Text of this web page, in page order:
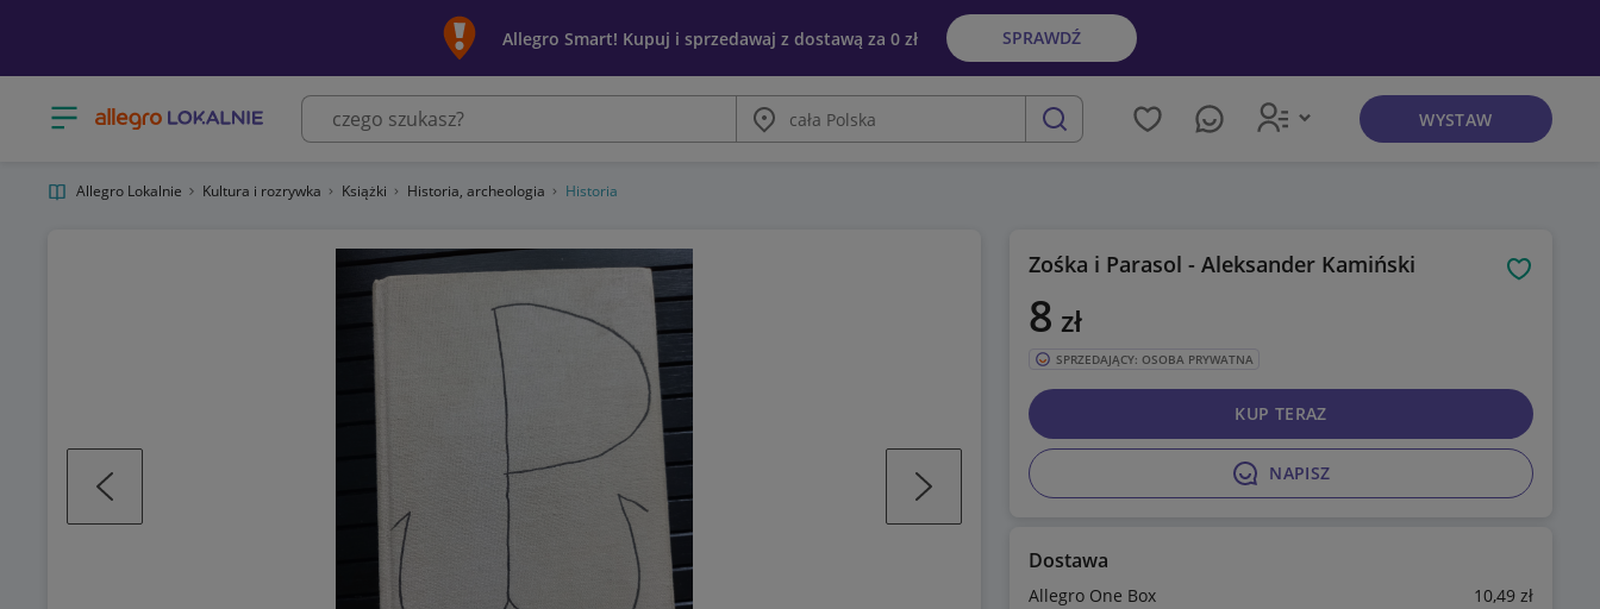
Allegro Smart! Kupuj i sprzedawaj z dostawą za 0 zł SPRAWDŹ
Otwórz menu z kategoriami
Miasto
szukaj
WYSTAW
Zośka i Parasol - Aleksander Kamiński Obserwuj
8 zł
SPRZEDAJĄCY: OSOBA PRYWATNA
NAPISZ
KUP TERAZ
Dostawa
Allegro One Box 10,49 zł
Allegro Lokalnie Kultura i rozrywka Książki Historia, archeologia Historia